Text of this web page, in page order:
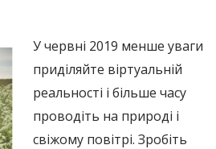
У червні 2019 менше уваги
приділяйте віртуальній
реальності і більше часу
проводіть на природі і
свіжому повітрі. Зробіть